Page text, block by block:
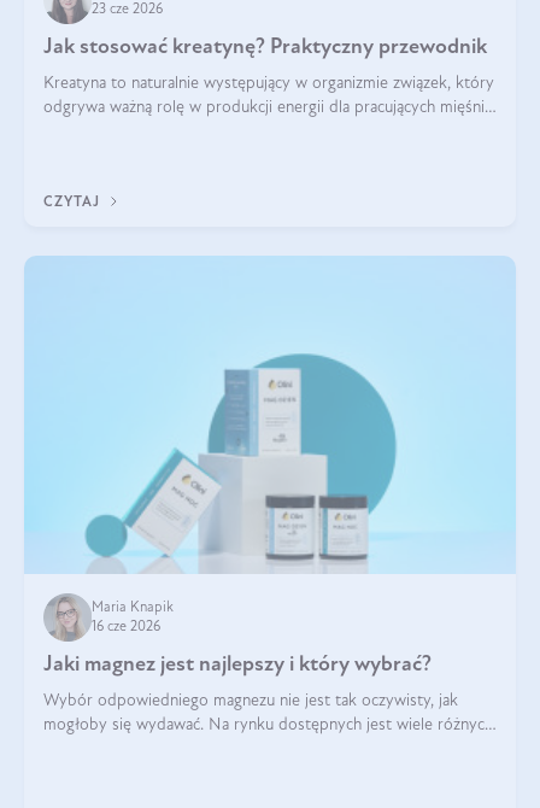
23 cze 2026
Jak stosować kreatynę? Praktyczny przewodnik
Kreatyna to naturalnie występujący w organizmie związek, który
odgrywa ważną rolę w produkcji energii dla pracujących mięśni.
CZYTAJ
Maria Knapik
16 cze 2026
Jaki magnez jest najlepszy i który wybrać?
Wybór odpowiedniego magnezu nie jest tak oczywisty, jak
mogłoby się wydawać. Na rynku dostępnych jest wiele różnych